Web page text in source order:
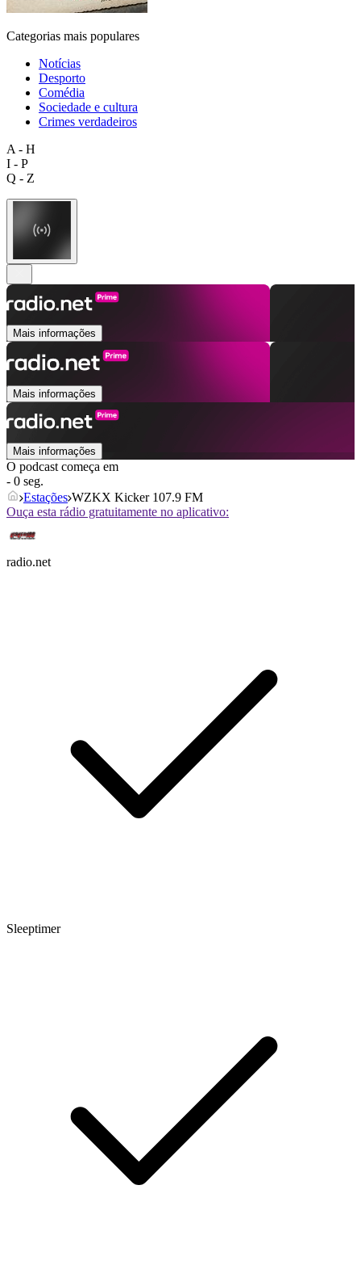
Categorias mais populares
Notícias
Desporto
Comédia
Sociedade e cultura
Crimes verdadeiros
A - H
I - P
Q - Z
Mais informações
Mais informações
Mais informações
O podcast começa em
- 0 seg.
Estações WZKX Kicker 107.9 FM
Ouça esta rádio gratuitamente no aplicativo:
radio.net
Sleeptimer